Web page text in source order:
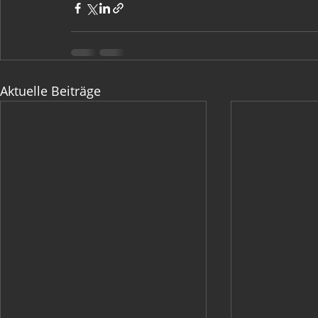
Aktuelle Beiträge